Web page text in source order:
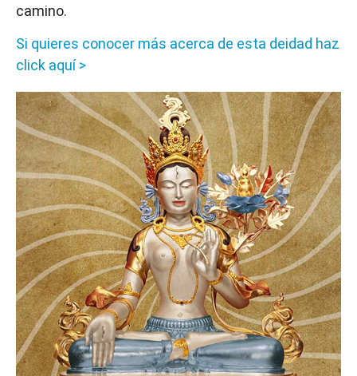
camino.
Si quieres conocer más acerca de esta deidad haz
click aquí >